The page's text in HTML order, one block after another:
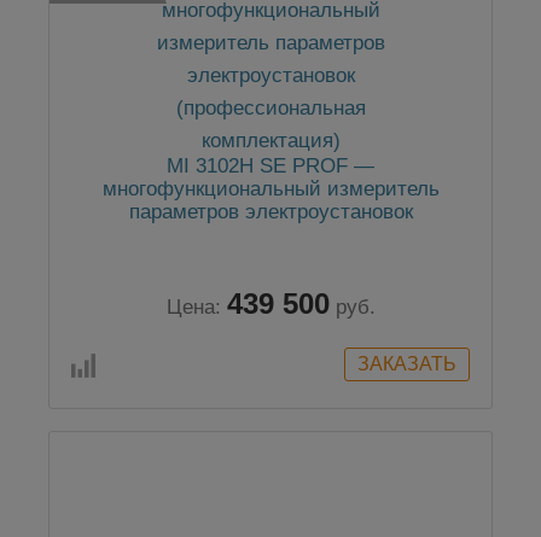
MI 3102H SE PROF —
многофункциональный измеритель
параметров электроустановок
Цена: 439 500 руб.